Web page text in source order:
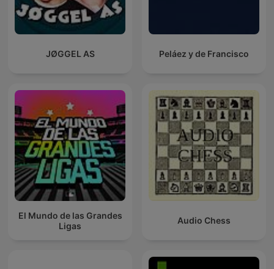
JØGGEL AS Peláez y de Francisco
El Mundo de las Grandes
Ligas
Audio Chess